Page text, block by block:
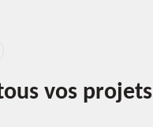
vos projets